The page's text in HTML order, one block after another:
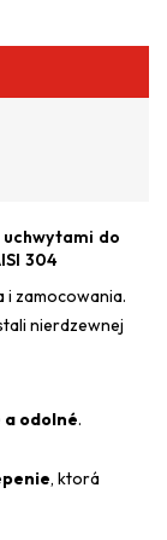
do
304
i zamocowania.
nierdzewnej
a odolné.
, ktorá